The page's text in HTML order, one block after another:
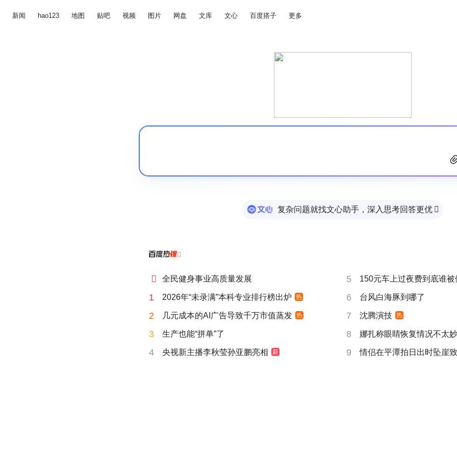
新闻 hao123 地图 贴吧 视频 图片 网盘 文库 文心 百度搭子 更多
复杂问题就找文心助手，深入思考回答更优 

 全民健身事业高质量发展 5 150元车上过夜费到底谁被
1 2026年“未录满”本科专业排行榜出炉 热 6 台风白海豚到哪了
2 几元成本的AI广告导致千万市值蒸发 热 7 沈腾演技 热
3 生产也能“拼单”了 8 娜扎称眼睛恢复情况不太妙
4 央视新主播李秋莹孙亚鹏亮相 新 9 情侣在平潭拍日出时坠崖